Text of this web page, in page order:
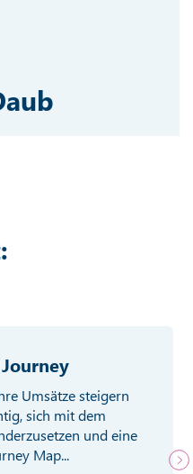
Umsätze steigern
sich mit dem
und eine
Map...